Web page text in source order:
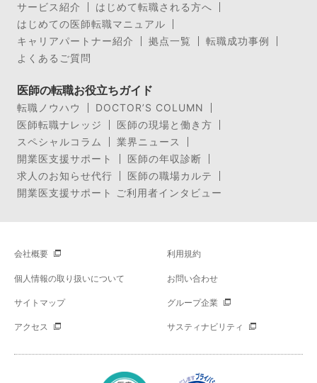
サービス紹介
はじめて転職される方へ
はじめての医師転職マニュアル
キャリアパートナー紹介
拠点一覧
転職成功事例
よくあるご質問
医師の転職お役立ちガイド
転職ノウハウ
DOCTOR’S COLUMN
医師転職ナレッジ
医師の現場と働き方
スペシャルコラム
業界ニュース
開業医支援サポート
医師の年収診断
求人のお知らせ代行
医師の職場カルテ
開業医支援サポート ご利用者インタビュー
会社概要 利用規約
個人情報の取り扱いについて お問い合わせ
サイトマップ グループ企業
アクセス サスティナビリティ